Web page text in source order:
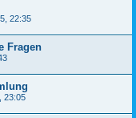
22:35
Fragen
23:05